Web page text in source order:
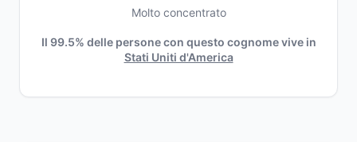
Molto concentrato
Il 99.5% delle persone con questo cognome vive in
Stati Uniti d'America